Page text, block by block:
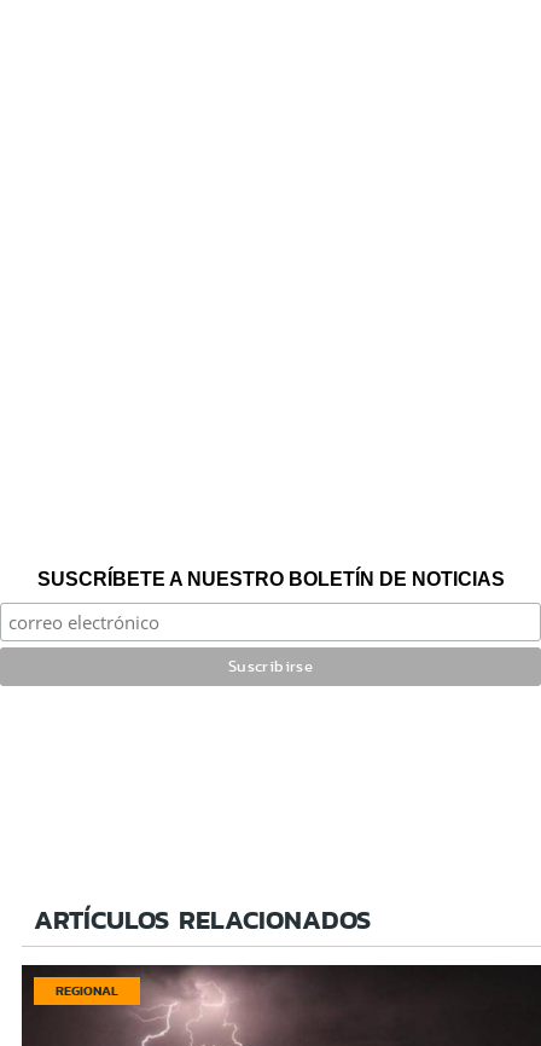
SUSCRÍBETE A NUESTRO BOLETÍN DE NOTICIAS
ARTÍCULOS RELACIONADOS
REGIONAL